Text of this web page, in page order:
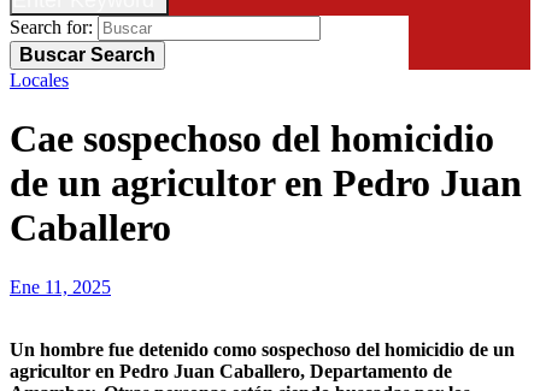
Search for:
Buscar Search
Locales
Cae sospechoso del homicidio
de un agricultor en Pedro Juan
Caballero
Ene 11, 2025
Un hombre fue detenido como sospechoso del homicidio de un
agricultor en Pedro Juan Caballero, Departamento de